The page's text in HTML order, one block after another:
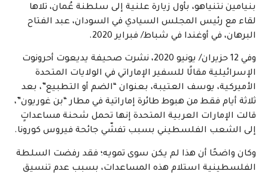
بنيامين نتنياهو، بأول زيارة علنية إلى سلطنة عُمان، تلاها
لقاء مع رئيس المجلس السيادي في السودان، عبد الفتاح
البرهان، في أوغندا في شباط/ فبراير 2020.
وفي 12 حزيران/ يونيو 2020، نشرت صحيفة يديعوت أحرونوت
الإسرائيلية مقالًا للسفير الإماراتي في الولايات المتحدة
الأميركية، يوسف العتيبة، بعنوان “الضم أو التطبيع”، بعد
ثلاثة أيام فقط من هبوط طائرة إماراتية في مطار “بن غوريون”،
قالت الإمارات العربية المتحدة إنها تحمل شحنة مساعداتٍ
إلى الشعب الفلسطيني بسبب تفشّي جائحة فيروس كورونا.
وكان واضحًا أن هذا لم يكن سوى تمويه؛ فقد رفضت السلطة
الفلسطينية استلام هذه المساعدات، بسبب عدم تنسيق